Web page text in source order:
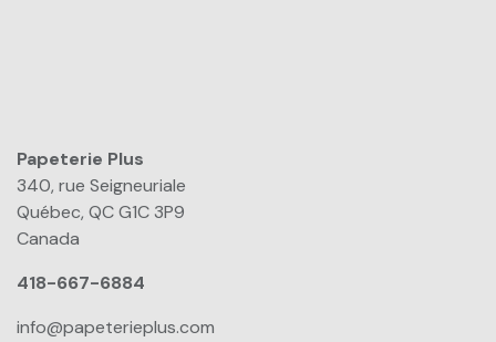
Papeterie Plus​
340, rue Seigneuriale
Québec, QC G1C 3P9
Canada
418-667-6884
info@papeterieplus.com